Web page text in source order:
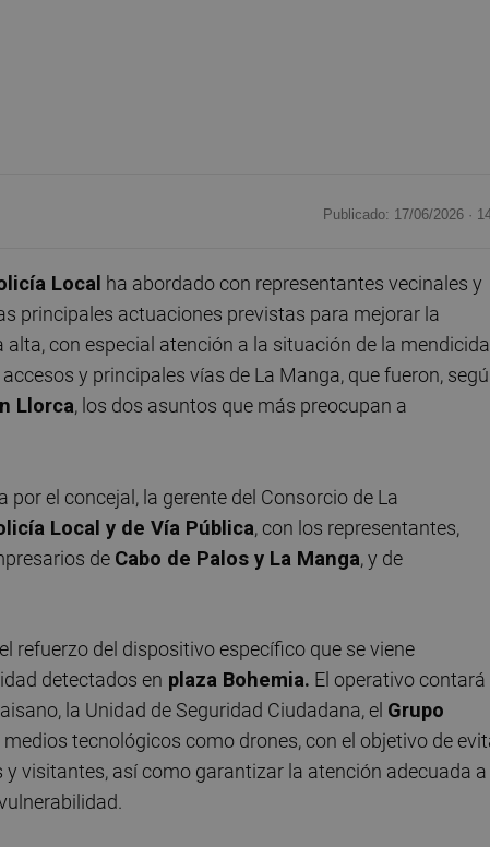
Publicado: 17/06/2026 ·
Local ha abordado con representantes vecinales y
principales actuaciones previstas para mejorar la
con especial atención a la situación de la
y principales vías de La Manga, que fueron,
Llorca, los dos asuntos que más preocupan a
el concejal, la gerente del Consorcio de La
Local y de Vía Pública, con los representantes,
de Cabo de Palos y La Manga, y de
refuerzo del dispositivo específico que se viene
detectados en plaza Bohemia. El operativo contará
la Unidad de Seguridad Ciudadana, el Grupo
medios tecnológicos como drones, con el objetivo de
visitantes, así como garantizar la atención adecuada a